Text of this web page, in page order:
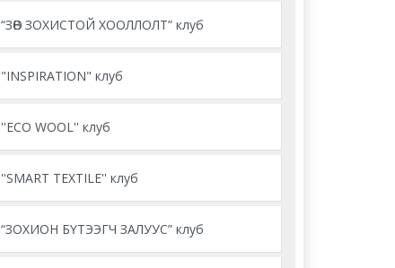
“ЗӨВ ЗОХИСТОЙ ХООЛЛОЛТ” клуб
"INSPIRATION" клуб
''ECO WOOL'' клуб
''SMART TEXTILE'' клуб
“ЗОХИОН БҮТЭЭГЧ ЗАЛУУС” клуб